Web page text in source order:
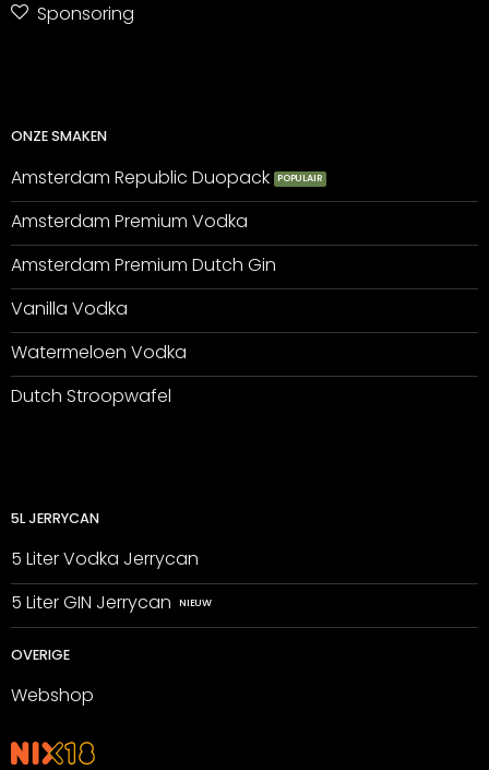
Sponsoring
ONZE SMAKEN
Amsterdam Republic Duopack
Amsterdam Premium Vodka
Amsterdam Premium Dutch Gin
Vanilla Vodka
Watermeloen Vodka
Dutch Stroopwafel
5L JERRYCAN
5 Liter Vodka Jerrycan
5 Liter GIN Jerrycan
OVERIGE
Webshop